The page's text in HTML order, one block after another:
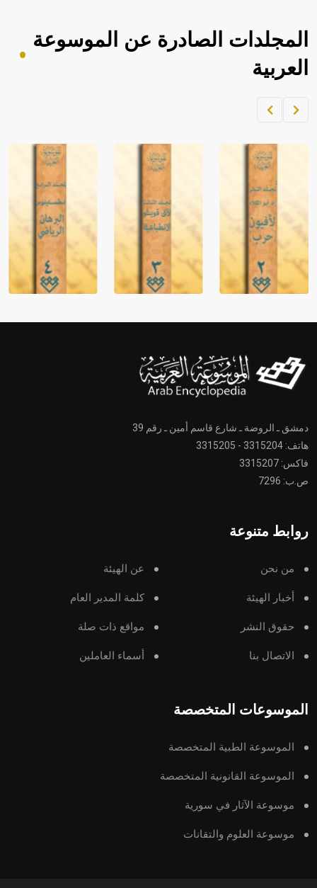
المجلدات الصادرة عن الموسوعة
العربية
دمشق ـ الروضة ـ شارع قاسم أمين ـ رقم 39
هاتف: 3315204 - 3315205
فاكس: 3315207
ص.ب: 7296
روابط متنوعة
من نحن عن الهيئة
أخبار الهيئة كلمة المدير العام
حقوق النشر مواقع ذات صلة
الاتصال بنا أسماء العاملين
الموسوعات المتخصصة
الموسوعة الطبية المتخصصة
الموسوعة القانونية المتخصصة
موسوعة الآثار في سورية
موسوعة العلوم والتقانات